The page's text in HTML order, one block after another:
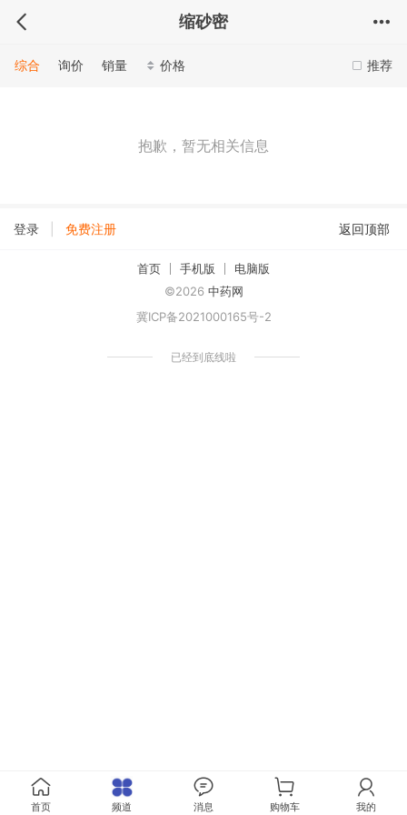
缩砂密
推荐
综合 询价 销量 价格
抱歉，暂无相关信息
登录 免费注册 返回顶部
首页 手机版
电脑版
©2026 中药网
冀ICP备2021000165号-2
已经到底线啦
首页 频道 消息 购物车 我的